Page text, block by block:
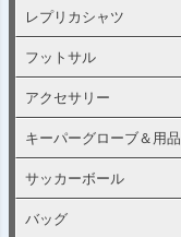
レプリカシャツ
フットサル
アクセサリー
キーパーグローブ＆用品
サッカーボール
バッグ